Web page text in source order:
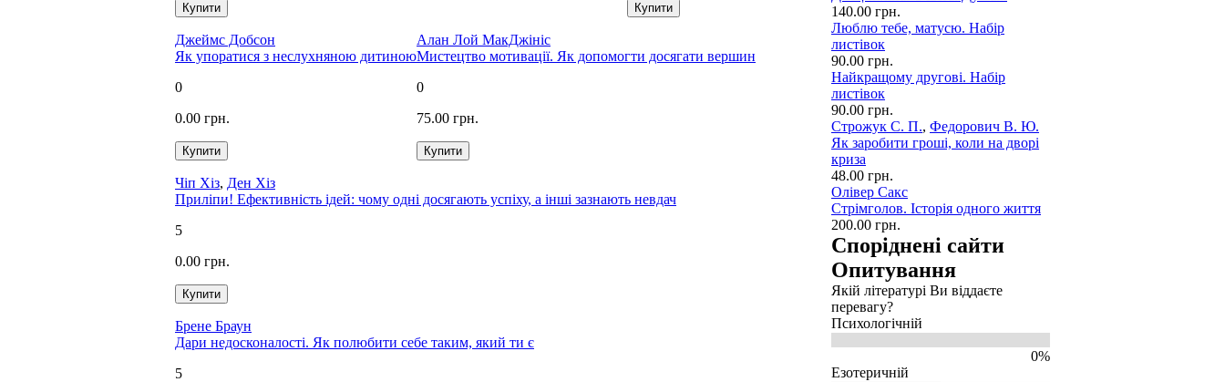
Джеймс Добсон
Як упоратися з неслухняною дитиною
0
0.00 грн.
Алан Лой МакДжініс
Мистецтво мотивації. Як допомогти досягати вершин
0
75.00 грн.
Чіп Хіз, Ден Хіз
Приліпи! Ефективність ідей: чому одні досягають успіху, а інші зазнають невдач
5
0.00 грн.
Брене Браун
Дари недосконалості. Як полюбити себе таким, який ти є
5
140.00 грн.
Люблю тебе, матусю. Набір
листівок
90.00 грн.
Найкращому другові. Набір
листівок
90.00 грн.
Строжук С. П., Федорович В. Ю.
Як заробити гроші, коли на дворі
криза
48.00 грн.
Олівер Сакс
Стрімголов. Історія одного життя
200.00 грн.
Споріднені сайти
Опитування
Якій літературі Ви віддаєте
перевагу?
Психологічній
0%
Езотеричній